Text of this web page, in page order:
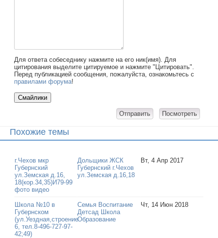
Для ответа собеседнику нажмите на его ник(имя). Для
цитирования выделите цитируемое и нажмите "Цитировать".
Перед публикацией сообщения, пожалуйста, ознакомьтесь с
правилами форума!
Похожие темы
г.Чехов мкр
Губернский
ул.Земская д.16,
18(кор.34,35)И79-99
фото видео
Дольщики ЖСК
Губернский г.Чехов
ул.Земская д.16,18
Вт, 4 Апр 2017
Школа №10 в
Губернском
(ул.Уездная,строение
6, тел.8-496-727-97-
42;49)
Семья Воспитание
Детсад Школа
Образование
Чт, 14 Июн 2018